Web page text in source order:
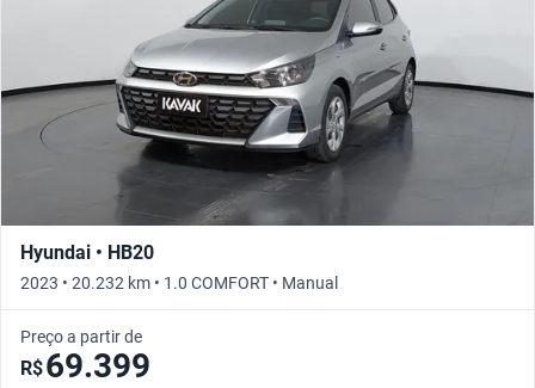
Hyundai • HB20
2023 • 20.232 km • 1.0 COMFORT • Manual
Preço a partir de
R$69.399